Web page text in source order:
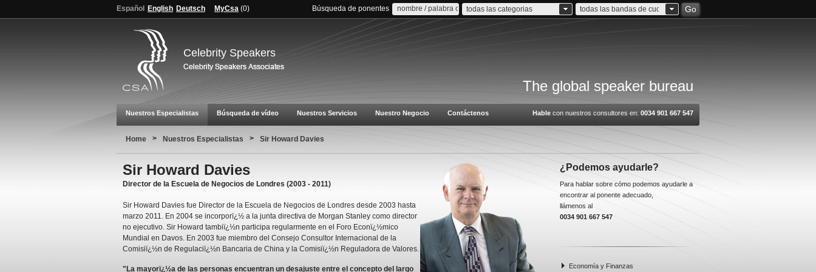
Español English Deutsch MyCsa (0) Búsqueda de ponentes todas las categorias todas las bandas de cuota Go
Celebrity Speakers
The global speaker bureau
Nuestros Especialistas Búsqueda de vídeo Nuestros Servicios Nuestro Negocio Contáctenos Hable con nuestros consultores en: 0034 901 667 547
Home > Nuestros Especialistas > Sir Howard Davies
Sir Howard Davies
Director de la Escuela de Negocios de Londres (2003 - 2011)
Sir Howard Davies fue Director de la Escuela de Negocios de Londres desde 2003 hasta
marzo 2011. En 2004 se incorporï¿½ a la junta directiva de Morgan Stanley como director
no ejecutivo. Sir Howard tambiï¿½n participa regularmente en el Foro Econï¿½mico
Mundial en Davos. En 2003 fue miembro del Consejo Consultor Internacional de la
Comisiï¿½n de Regulaciï¿½n Bancaria de China y la Comisiï¿½n Reguladora de Valores.
"La mayorï¿½a de las personas encuentran un desajuste entre el concepto del largo
¿Podemos ayudarle?
Para hablar sobre cómo podemos ayudarle a
encontrar al ponente adecuado,
llámenos al
0034 901 667 547
Economía y Finanzas